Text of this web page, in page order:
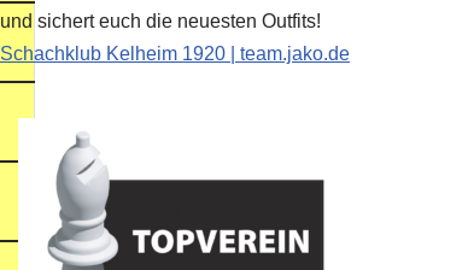
und sichert euch die neuesten Outfits!
Schachklub Kelheim 1920 | team.jako.de